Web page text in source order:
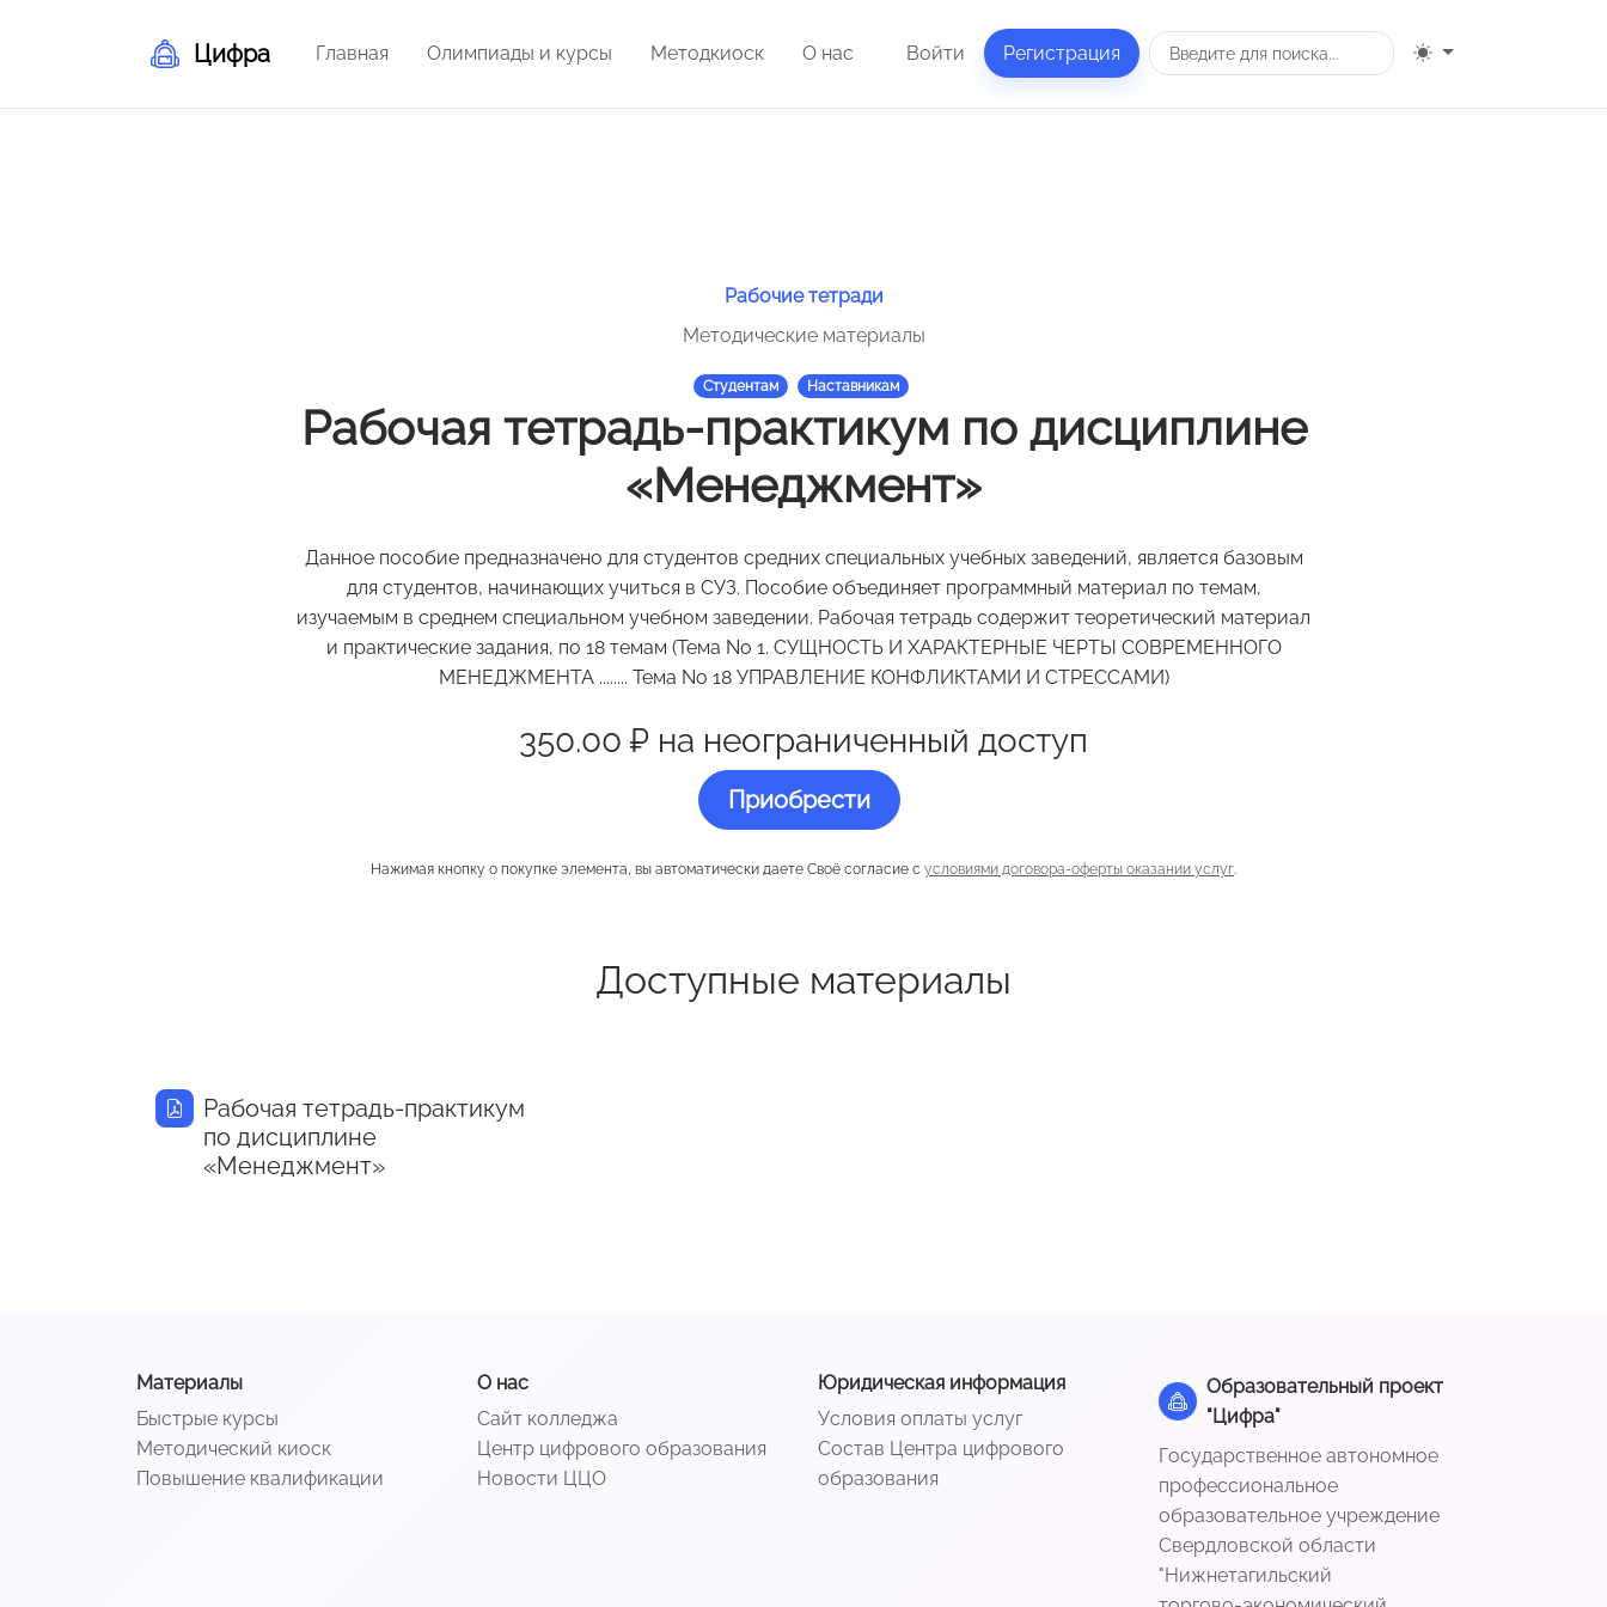
Цифра Главная Олимпиады и курсы Методкиоск О нас Войти Регистрация
Рабочие тетради
Методические материалы
Студентам Наставникам
Рабочая тетрадь-практикум по дисциплине
«Менеджмент»
Данное пособие предназначено для студентов средних специальных учебных заведений, является базовым
для студентов, начинающих учиться в СУЗ. Пособие объединяет программный материал по темам,
изучаемым в среднем специальном учебном заведении. Рабочая тетрадь содержит теоретический материал
и практические задания, по 18 темам (Тема No 1. СУЩНОСТЬ И ХАРАКТЕРНЫЕ ЧЕРТЫ СОВРЕМЕННОГО
МЕНЕДЖМЕНТА ........ Тема No 18 УПРАВЛЕНИЕ КОНФЛИКТАМИ И СТРЕССАМИ)
350.00 ₽ на неограниченный доступ
Приобрести
Нажимая кнопку о покупке элемента, вы автоматически даете Своё согласие с условиями договора-оферты оказании услуг
Доступные материалы
Рабочая тетрадь-практикум
по дисциплине
«Менеджмент»
Материалы
Быстрые курсы
Методический киоск
Повышение квалификации
О нас
Сайт колледжа
Центр цифрового образования
Новости ЦЦО
Юридическая информация
Условия оплаты услуг
Состав Центра цифрового
образования
Образовательный проект
"Цифра"
Государственное автономное
профессиональное
образовательное учреждение
Свердловской области
"Нижнетагильский